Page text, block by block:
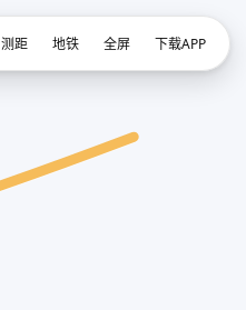
测距 地铁 全屏 下载APP